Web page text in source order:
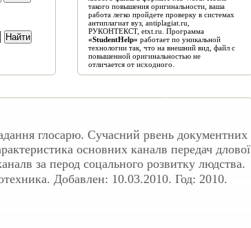
такого повышения оригинальности, ваша
работа легко пройдете проверку в системах
антиплагиат вуз, antiplagiat.ru,
РУКОНТЕКСТ, etxt.ru. Программа
«StudentHelp» работает по уникальной
технологии так, что на внешний вид, файл с
повышенной оригинальностью не
отличается от исходного.
глосарю. Сучасний рвень документних
основних каналв передач длової
за перод соцального розвитку людства.
Добавлен: 10.03.2010. Год: 2010.